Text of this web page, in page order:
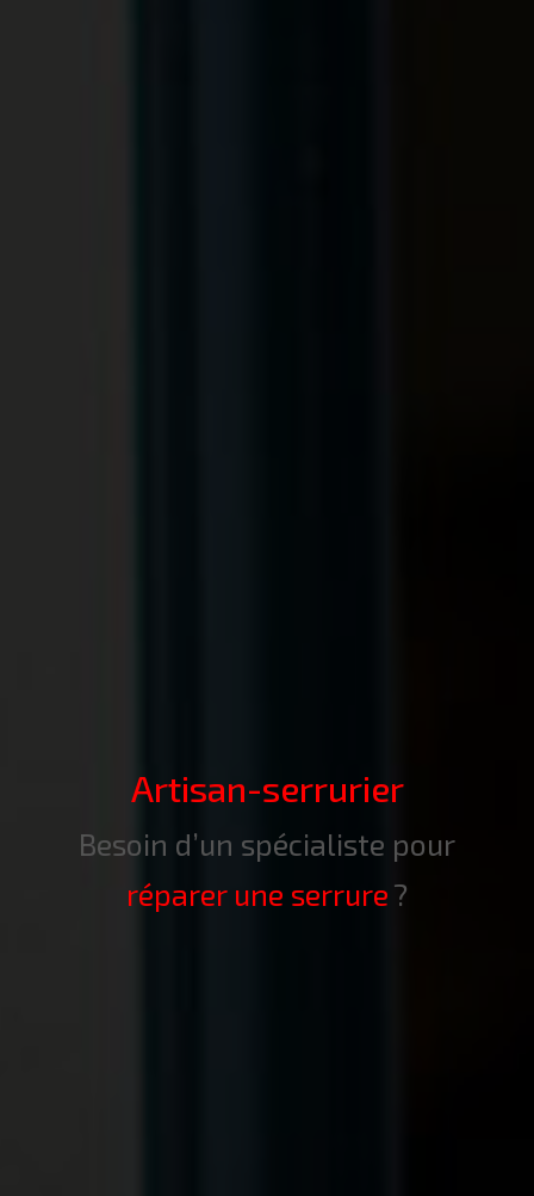
Artisan-serrurier
Besoin d’un spécialiste pour
réparer une serrure ?